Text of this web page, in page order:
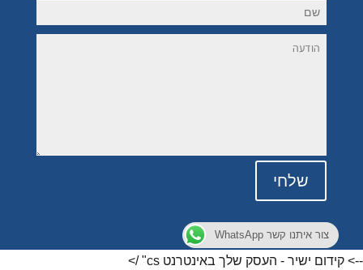
שלחי
צור איתנו קשר WhatsApp
--> קידום ישיר - העסק שלך באינטרנט cs" />